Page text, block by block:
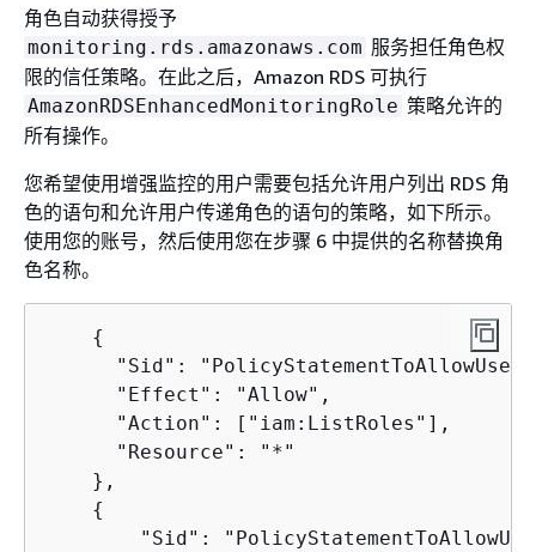
角色自动获得授予
monitoring.rds.amazonaws.com 服务担任角色权
限的信任策略。在此之后，Amazon RDS 可执行
AmazonRDSEnhancedMonitoringRole 策略允许的
所有操作。
您希望使用增强监控的用户需要包括允许用户列出 RDS 角
色的语句和允许用户传递角色的语句的策略，如下所示。
使用您的账号，然后使用您在步骤 6 中提供的名称替换角
色名称。
{
"Sid":
      "Effect": "Allow",
      "Action": ["iam:ListRoles"],
      "Resource": "*"
    },
{
"Sid":